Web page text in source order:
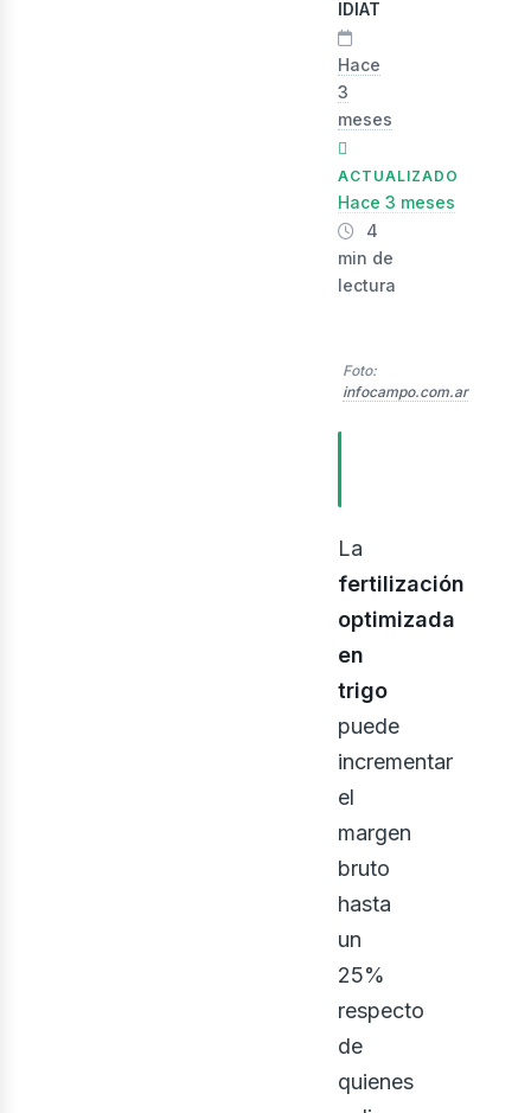
IDIAT
Hace
3
meses
ACTUALIZADO
Hace 3 meses
4
min de
lectura
Foto:
infocampo.com.ar
La
fertilización
optimizada
en
trigo
puede
incrementar
el
margen
bruto
hasta
un
25%
respecto
de
quienes